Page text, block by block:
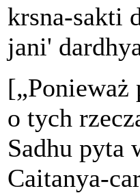
krsna-sakti
jani'
[„Ponieważ
o tych
Sadhu pyta
Caitanya-